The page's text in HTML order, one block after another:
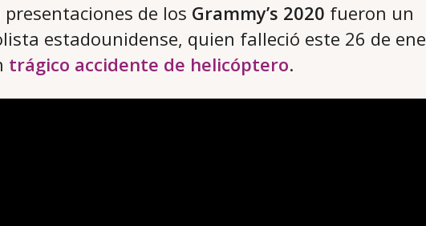
de los Grammy’s 2020 fueron un
estadounidense, quien falleció este 26 de
trágico accidente de helicóptero.